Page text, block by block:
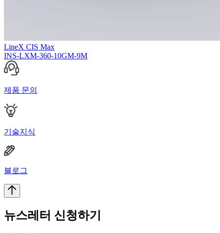
LineX CIS Max
INS-LXM-360-10GM-9M
제품 문의
기술지식
블로그
뉴스레터 신청하기